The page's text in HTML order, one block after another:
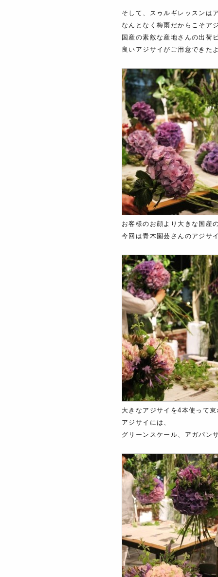
そして、スゥルギレッスンは
なんとなく梅雨だからこそア
国産の素敵な産地さんの出荷
良いアジサイがご用意できた
お客様のお顔より大きな国産
今回は青木園芸さんのアジサ
大きなアジサイを4本使って
アジサイには、
グリーンスケール、アガパン